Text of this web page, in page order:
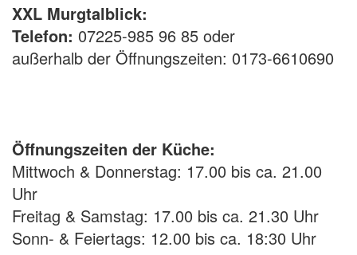
XXL Murgtalblick:
Telefon: 07225-985 96 85 oder
außerhalb der Öffnungszeiten: 0173-6610690
Öffnungszeiten der Küche:
Mittwoch & Donnerstag: 17.00 bis ca. 21.00
Uhr
Freitag & Samstag: 17.00 bis ca. 21.30 Uhr
Sonn- & Feiertags: 12.00 bis ca. 18:30 Uhr